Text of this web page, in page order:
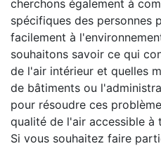
cherchons également à
spécifiques des personnes
facilement à
souhaitons savoir ce qui
de l'air intérieur et quelles
de bâtiments ou
pour résoudre ces
qualité de l'air accessible à
Si vous souhaitez faire